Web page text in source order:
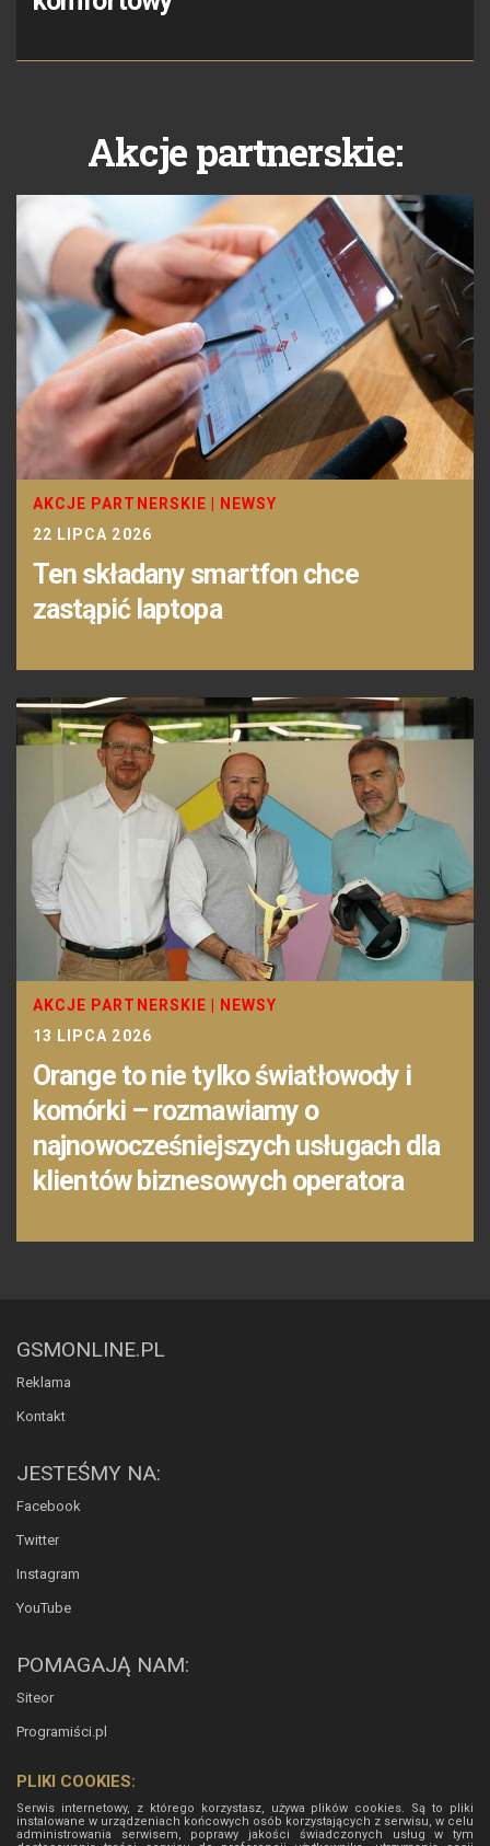
Akcje partnerskie:
AKCJE PARTNERSKIE
NEWSY
22 LIPCA 2026
Ten składany smartfon chce
zastąpić laptopa
AKCJE PARTNERSKIE
NEWSY
13 LIPCA 2026
Orange to nie tylko światłowody i
komórki – rozmawiamy o
najnowocześniejszych usługach dla
klientów biznesowych operatora
GSMONLINE.PL
Reklama
Kontakt
JESTEŚMY NA:
Facebook
Twitter
Instagram
YouTube
POMAGAJĄ NAM:
Siteor
Programiści.pl
PLIKI COOKIES:
Serwis internetowy, z którego korzystasz, używa plików cookies. Są to pliki
instalowane w urządzeniach końcowych osób korzystających z serwisu, w celu
administrowania serwisem, poprawy jakości świadczonych usług w tym